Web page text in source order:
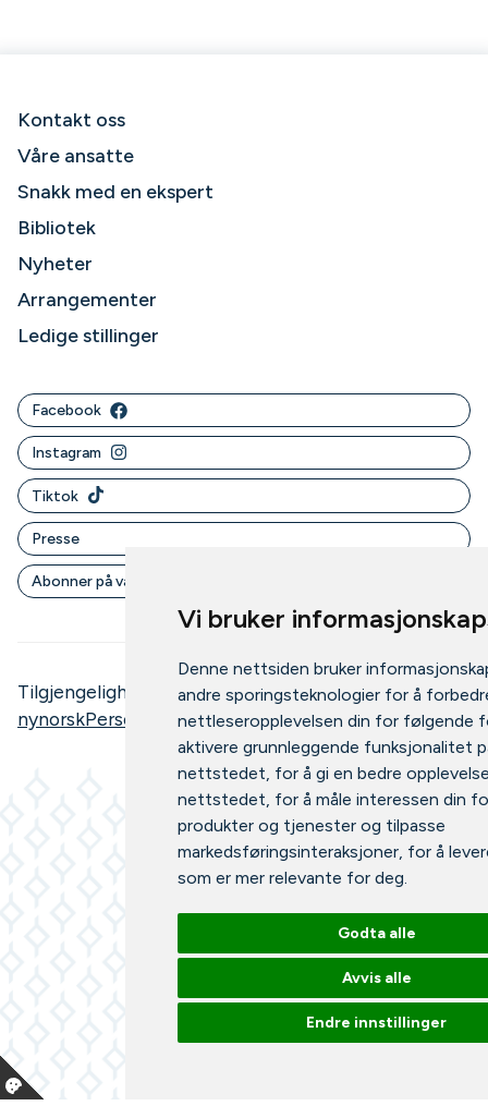
Vi bruker
Denne nettsiden bruker
andre sporingsteknologier for å
nettleseropplevelsen din for følgende
aktivere grunnleggende funksjonalitet
nettstedet, for å gi en bedre
nettstedet, for å måle interessen din
produkter og tjenester og tilpasse
markedsføringsinteraksjoner, for å
som er mer relevante for deg.
Godta alle
Avvis alle
Endre innstillinger
Kontakt oss
Våre ansatte
Snakk med en ekspert
Bibliotek
Nyheter
Arrangementer
Ledige stillinger
Facebook
Instagram
Tiktok
Presse
Abonner på vårt nyhetsbrev
Tilgjengelighetserklæringbokmål/
nynorskPersonvernerklæring